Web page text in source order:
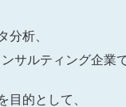
分析、
サルティング企業
的として、